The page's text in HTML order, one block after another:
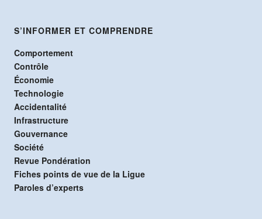
S’INFORMER ET COMPRENDRE
Comportement
Contrôle
Économie
Technologie
Accidentalité
Infrastructure
Gouvernance
Société
Revue Pondération
Fiches points de vue de la Ligue
Paroles d’experts